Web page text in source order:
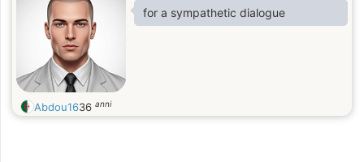
for a sympathetic dialogue
Abdou1636 anni